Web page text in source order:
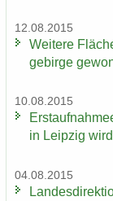
12.08.2015
Wei­te­re
ge­bir­ge
10.08.2015
in Leip­zig
04.08.2015